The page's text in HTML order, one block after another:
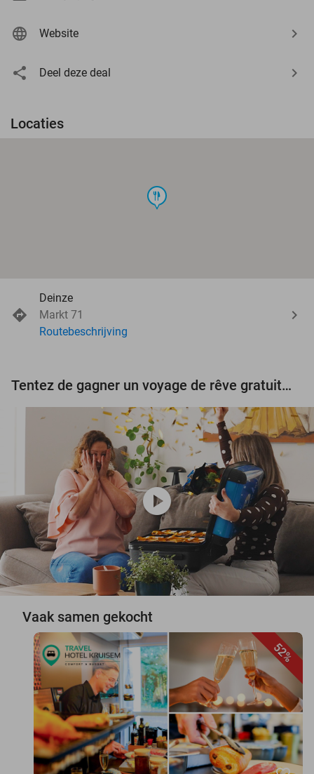
Website
Deel deze deal
Locaties
food
Deinze
Markt 71
Routebeschrijving
Tentez de gagner un voyage de rêve gratuit d'une valeur de 3.000 € !
play_circle
Vaak samen gekocht
52%